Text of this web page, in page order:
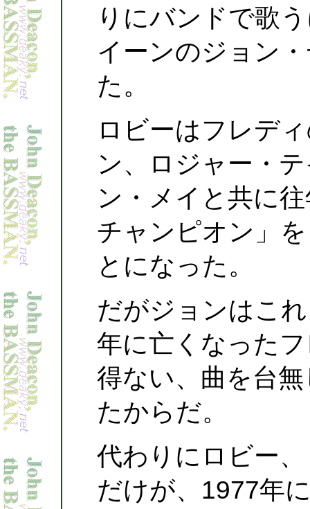
りにバンドで歌
イーンのジョン
た。
ロビーはフレデ
ン、ロジャー・
ン・メイと共に
チャンピオン」
とになった。
だがジョンはこ
年に亡くなった
得ない、曲を台
たからだ。
代わりにロビー
だけが、1977年